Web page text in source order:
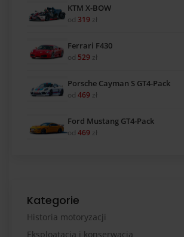
KTM X-BOW
od 319 zł
Ferrari F430
od 529 zł
Porsche Cayman S GT4-Pack
od 469 zł
Ford Mustang GT4-Pack
od 469 zł
Kategorie
Historia motoryzacji
Eksploatacja i konserwacja